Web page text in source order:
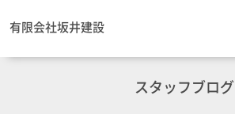
有限会社坂井建設
スタッフブログ